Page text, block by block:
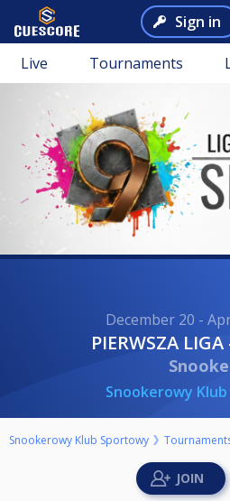
Sign in
Live Tournaments
December 20 -
PIERWSZA
Snookerowy
Snookerowy Klub Sportowy